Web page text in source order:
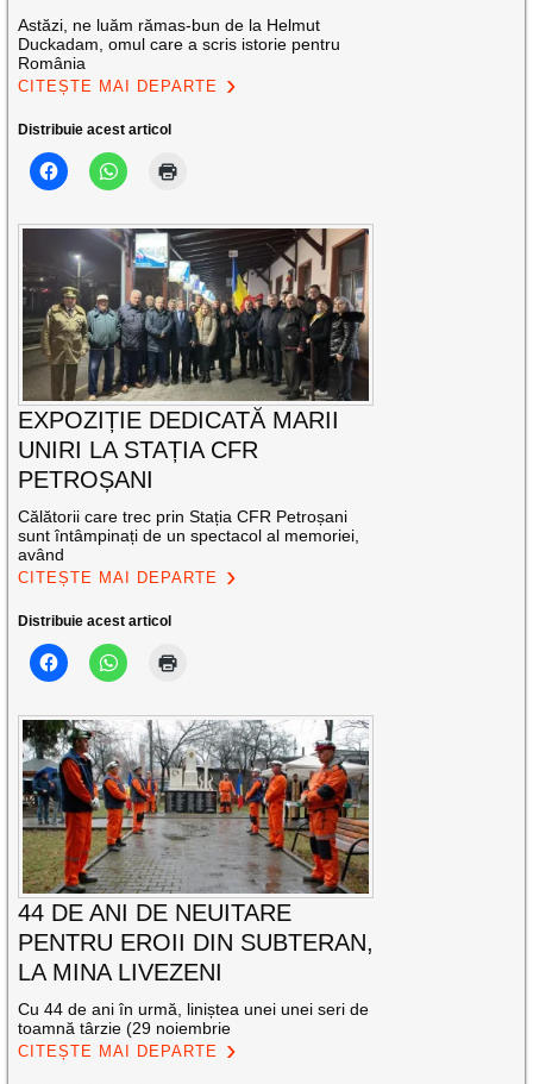
Astăzi, ne luăm rămas-bun de la Helmut
Duckadam, omul care a scris istorie pentru
România
CITEȘTE MAI DEPARTE
Distribuie acest articol
EXPOZIȚIE DEDICATĂ MARII
UNIRI LA STAȚIA CFR
PETROȘANI
Călătorii care trec prin Stația CFR Petroșani
sunt întâmpinați de un spectacol al memoriei,
având
CITEȘTE MAI DEPARTE
Distribuie acest articol
44 DE ANI DE NEUITARE
PENTRU EROII DIN SUBTERAN,
LA MINA LIVEZENI
Cu 44 de ani în urmă, liniștea unei unei seri de
toamnă târzie (29 noiembrie
CITEȘTE MAI DEPARTE